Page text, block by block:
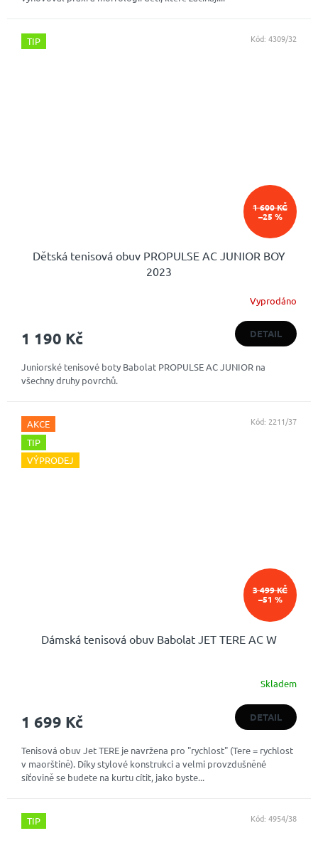
TIP
1 600 KČ
–25 %
Dětská tenisová obuv PROPULSE AC JUNIOR BOY
2023
je
z
5
Vyprodáno
1 190 Kč DETAIL
Juniorské tenisové boty Babolat PROPULSE AC JUNIOR na
všechny druhy povrchů.
Kód: 4309/32
AKCE
TIP
VÝPRODEJ
3 499 KČ
–51 %
Dámská tenisová obuv Babolat JET TERE AC W
Skladem
1 699 Kč DETAIL
Tenisová obuv Jet TERE je navržena pro "rychlost" (Tere = rychlost
v maorštině). Díky stylové konstrukci a velmi provzdušněné
síťovině se budete na kurtu cítit, jako byste...
Kód: 2211/37
TIP Kód: 4954/38